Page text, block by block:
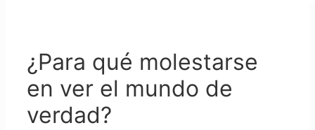
¿Para qué molestarse
en ver el mundo de
verdad?